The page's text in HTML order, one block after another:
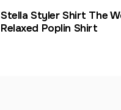
Stella Styler Shirt The
Relaxed Poplin Shirt